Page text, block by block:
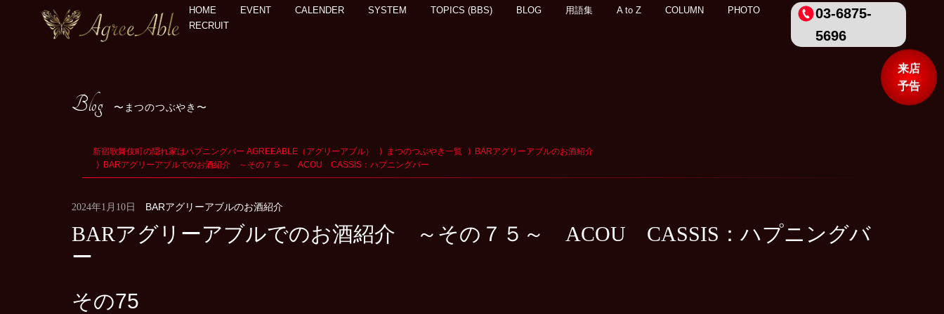
HOME EVENT CALENDER SYSTEM TOPICS (BBS) BLOG 用語集 A to Z COLUMN
PHOTO
RECRUIT
03-6875-
5696
来店
予告
Blog まつのつぶやき
新宿歌舞伎町の隠れ家はハプニングバー AGREEABLE（アグリーアブル） まつのつぶやき一覧
BARアグリーアブルのお酒紹介
BARアグリーアブルでのお酒紹介 ～その７５～ ACOU CASSIS：ハプニングバー
2024年1月10日 BARアグリーアブルのお酒紹介
BARアグリーアブルでのお酒紹介 ～その７５～ ACOU CASSIS：ハプニングバ
ー
その75